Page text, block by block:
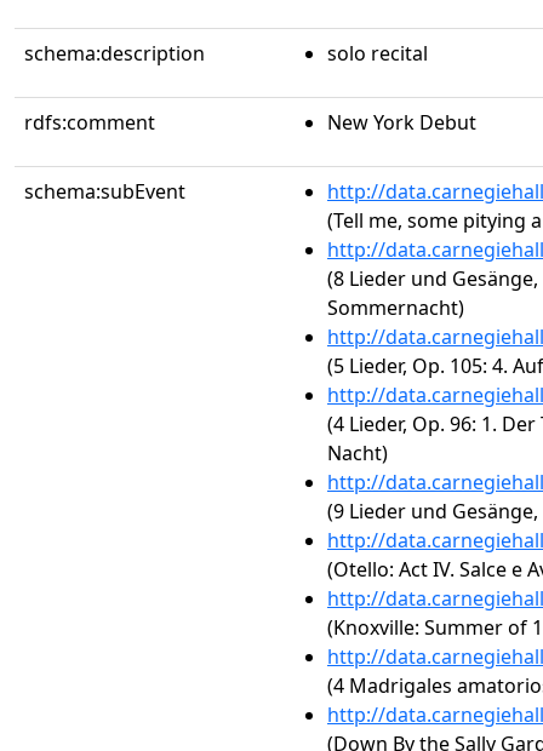
schema:description solo recital
rdfs:comment New York Debut
schema:subEvent
http://
(Tell me, some pitying
http://
(8 Lieder und
Sommernacht)
http://
(5 Lieder, Op. 105: 4.
http://
(4 Lieder, Op. 96: 1.
Nacht)
http://
(9 Lieder und
http://
(Otello: Act IV. Salce e
http://
(Knoxville: Summer of
http://
(4 Madrigales
http://
(Down By the Sally